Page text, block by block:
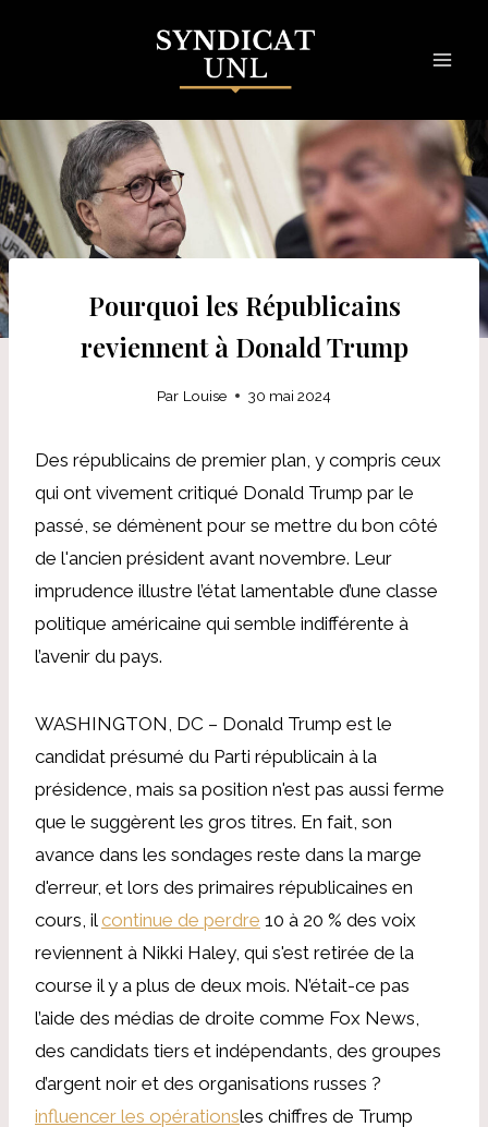
Pourquoi les Républicains
reviennent à Donald Trump
Par Louise 30 mai 2024
Des républicains de premier plan, y compris ceux
qui ont vivement critiqué Donald Trump par le
passé, se démènent pour se mettre du bon côté
de l'ancien président avant novembre. Leur
imprudence illustre l’état lamentable d’une classe
politique américaine qui semble indifférente à
l’avenir du pays.
WASHINGTON, DC – Donald Trump est le
candidat présumé du Parti républicain à la
présidence, mais sa position n'est pas aussi ferme
que le suggèrent les gros titres. En fait, son
avance dans les sondages reste dans la marge
d'erreur, et lors des primaires républicaines en
cours, ilcontinue de perdre 10 à 20 % des voix
reviennent à Nikki Haley, qui s'est retirée de la
course il y a plus de deux mois. N’était-ce pas
l’aide des médias de droite comme Fox News,
des candidats tiers et indépendants, des groupes
d’argent noir et des organisations russes ?
influencer les opérationsles chiffres de Trump